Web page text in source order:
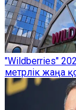
"Wildberries"
метрлік жаңа